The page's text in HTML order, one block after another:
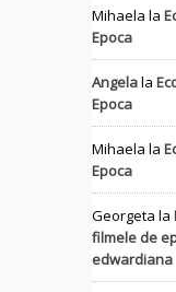
Mihaela la
Epoca
Angelala
Epoca
Mihaela la
Epoca
Georgeta la
filmele de
edwardiana